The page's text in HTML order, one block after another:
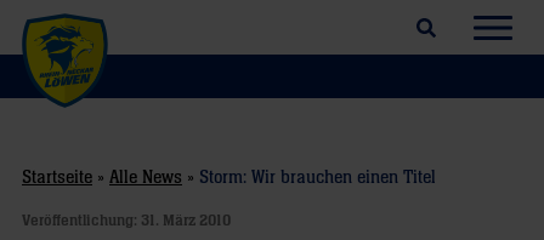
Suchfeld öffnen
Startseite » Alle News » Storm: Wir brauchen einen Titel
Veröffentlichung: 31. März 2010